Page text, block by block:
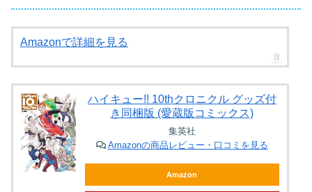
Amazonで詳細を見る
ハイキュー!! 10thクロニクル グッズ付
き同梱版 (愛蔵版コミックス)
集英社
Amazonの商品レビュー・口コミを見る
Amazon